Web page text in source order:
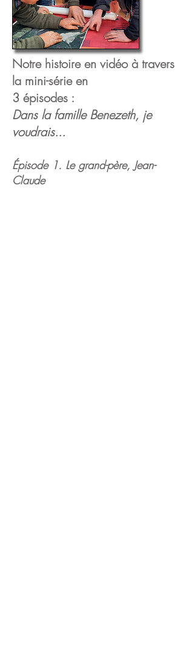
Notre histoire en vidéo à travers
la mini-série en
3 épisodes :
Dans la famille Benezeth, je
voudrais...
Épisode 1. Le grand-père, Jean-
Claude